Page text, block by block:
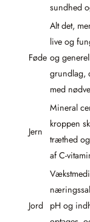
sundhed
Føde
Alt det,
live og
og
grundlag,
med
Jern
Mineral
kroppen
træthed
af C-
Jord pH og